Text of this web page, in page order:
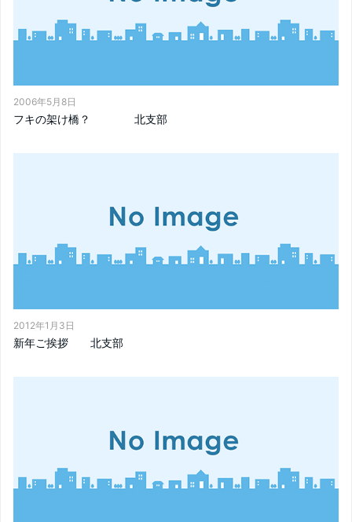
2006年5月8日
フキの架け橋？ 北支部
2012年1月3日
新年ご挨拶 北支部